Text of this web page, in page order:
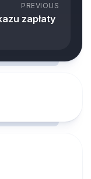
PREVIOUS
zapłaty